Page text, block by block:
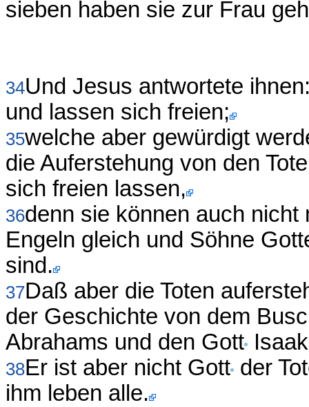
sieben haben sie zur Frau
34Und Jesus antwortete
und lassen sich freien;
35welche aber gewürdigt
die Auferstehung von den
sich freien lassen,
36denn sie können auch
Engeln gleich und Söhne
sind.
37Daß aber die Toten
der Geschichte von dem
Abrahams und den Gott
38Er ist aber nicht Gott der
ihm leben alle.